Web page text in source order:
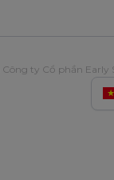
Công ty Cổ phần Early